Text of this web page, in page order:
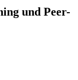
und Peer-